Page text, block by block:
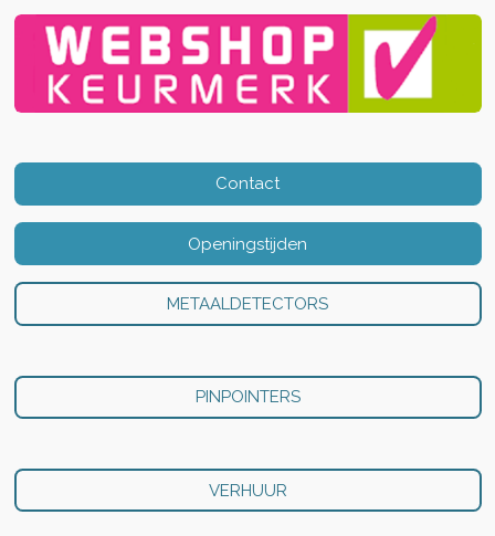
Contact
Openingstijden
METAALDETECTORS
PINPOINTERS
VERHUUR